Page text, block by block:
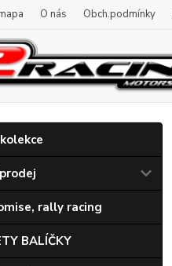
O nás Obch.podmínky
rally racing
BALÍČKY